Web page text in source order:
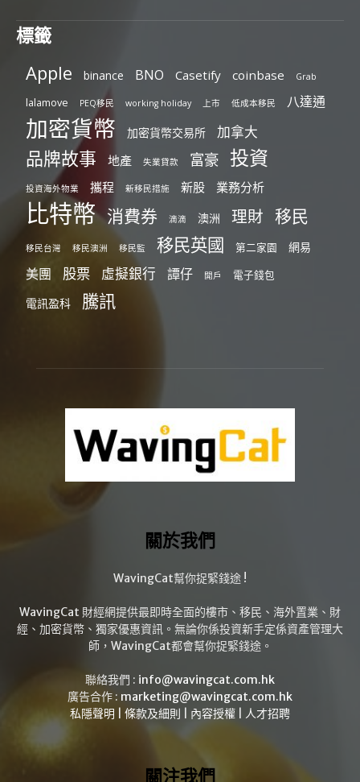
標籤
Apple binance BNO Casetify coinbase Grab
lalamove PEQ移民 working holiday 上市 低成本移民 八達通
加密貨幣 加密貨幣交易所 加拿大
品牌故事 地產 失業貸款 富豪 投資
投資海外物業 攜程 新移民措施 新股 業務分析
比特幣 消費券 滴滴 澳洲 理財 移民
移民台灣 移民澳洲 移民監 移民英國 第二家園 網易
美團 股票 虛擬銀行 譚仔 開戶 電子錢包
電訊盈科 騰訊
關於我們
WavingCat幫你捉緊錢途 !
WavingCat 財經網提供最即時全面的樓市、移民、海外置業、財
經、加密貨幣、獨家優惠資訊。無論你係投資新手定係資產管理大
師，WavingCat都會幫你捉緊錢途。
聯絡我們 : info@wavingcat.com.hk
廣告合作 : marketing@wavingcat.com.hk
私隱聲明
條款及細則 內容授權 人才招聘
關注我們